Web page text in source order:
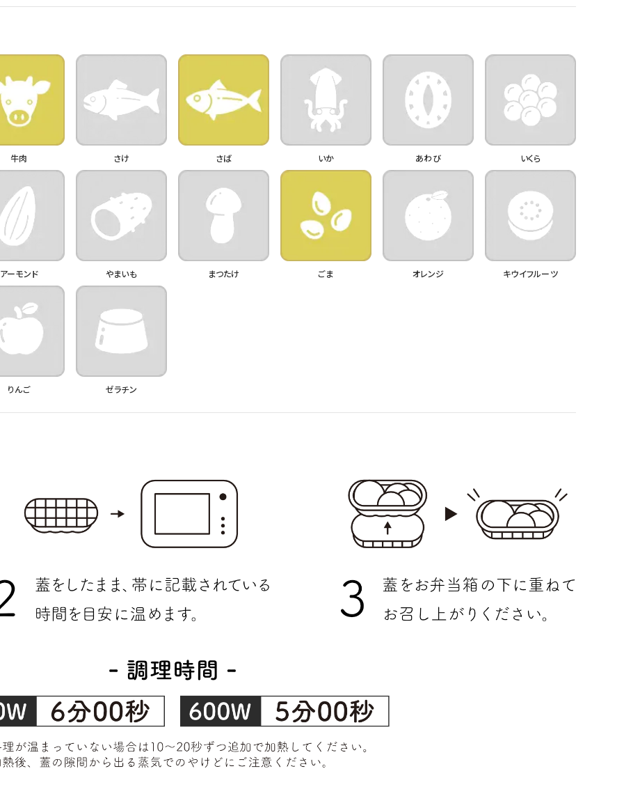
牛肉 さけ さば いか あわび いくら
アーモンド やまいも まつたけ ごま オレンジ キウイフルーツ
りんご ゼラチン